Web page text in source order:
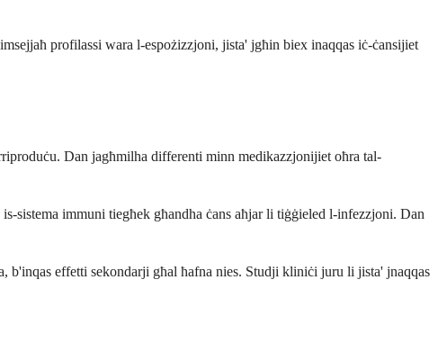
profilassi wara l-espożizzjoni, jista' jgħin biex inaqqas iċ-ċansijiet
Dan jagħmilha differenti minn medikazzjonijiet oħra tal-
immuni tiegħek għandha ċans aħjar li tiġġieled l-infezzjoni. Dan
effetti sekondarji għal ħafna nies. Studji kliniċi juru li jista' jnaqqas